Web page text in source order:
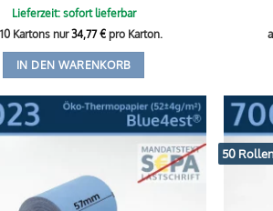
Lieferzeit: sofort lieferbar
Kartons nur34,77€pro Karton.
IN DEN WARENKORB
50